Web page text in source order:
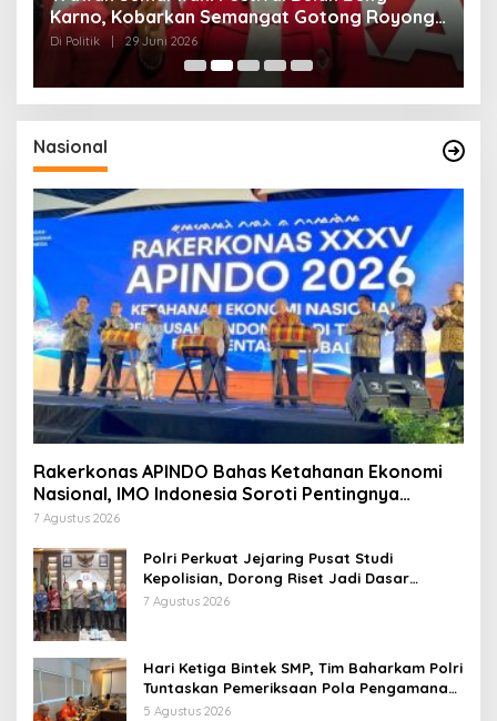
Karno, Kobarkan Semangat Gotong Royong
dan Kepedulian Sosial
Di Politik 29 Juni 2026
Nasional
Rakerkonas APINDO Bahas Ketahanan Ekonomi
Nasional, IMO Indonesia Soroti Pentingnya
Kolaborasi Lintas Sektor
7 Agustus 2026
Polri Perkuat Jejaring Pusat Studi
Kepolisian, Dorong Riset Jadi Dasar
Kebijakan dan Inovasi
7 Agustus 2026
Hari Ketiga Bintek SMP, Tim Baharkam Polri
Tuntaskan Pemeriksaan Pola Pengamanan
Pertamina Patra Niaga Jabar
5 Agustus 2026